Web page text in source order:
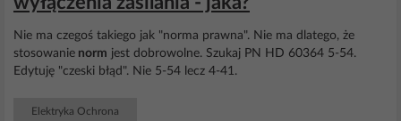
Nie ma czegoś takiego jak "norma prawna". Nie ma dlatego, że
stosowanie norm jest dobrowolne. Szukaj PN HD 60364 5-54.
Edytuję "czeski błąd". Nie 5-54 lecz 4-41.
Elektryka Ochrona